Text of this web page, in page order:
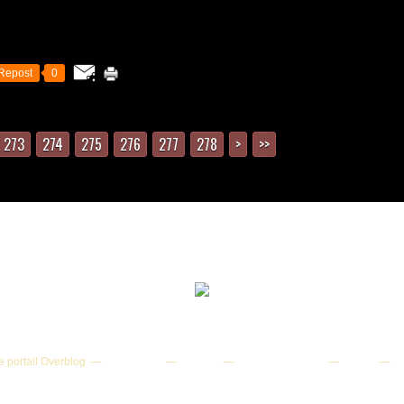
Repost 0
273 274 275 276 277 278 > >>
portail Overblog